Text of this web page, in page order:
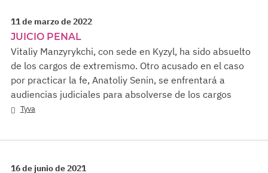
11 de marzo de 2022
JUICIO PENAL
Vitaliy Manzyrykchi, con sede en Kyzyl, ha sido absuelto
de los cargos de extremismo. Otro acusado en el caso
por practicar la fe, Anatoliy Senin, se enfrentará a
audiencias judiciales para absolverse de los cargos
Tyva
16 de junio de 2021